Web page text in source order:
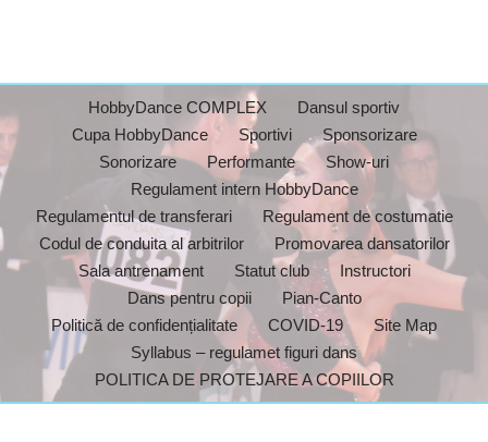
HobbyDance COMPLEX
Dansul sportiv
Cupa HobbyDance
Sportivi
Sponsorizare
Sonorizare
Performante
Show-uri
Regulament intern HobbyDance
Regulamentul de transferari
Regulament de costumatie
Codul de conduita al arbitrilor
Promovarea dansatorilor
Sala antrenament
Statut club
Instructori
Dans pentru copii
Pian-Canto
Politică de confidențialitate
COVID-19
Site Map
Syllabus – regulamet figuri dans
POLITICA DE PROTEJARE A COPIILOR